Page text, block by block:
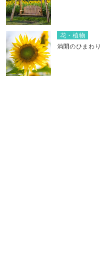
花・植物
満開のひまわり